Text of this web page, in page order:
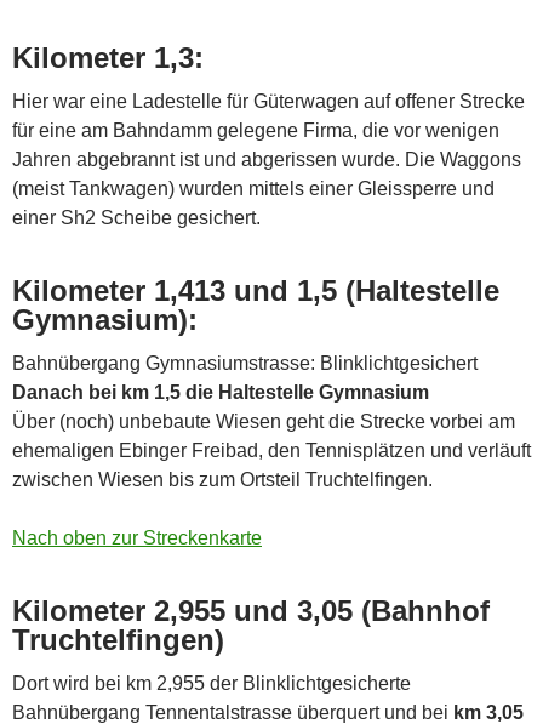
Kilometer 1,3:
Hier war eine Ladestelle für Güterwagen auf offener Strecke
für eine am Bahndamm gelegene Firma, die vor wenigen
Jahren abgebrannt ist und abgerissen wurde. Die Waggons
(meist Tankwagen) wurden mittels einer Gleissperre und
einer Sh2 Scheibe gesichert.
Kilometer 1,413 und 1,5 (Haltestelle
Gymnasium):
Bahnübergang Gymnasiumstrasse: Blinklichtgesichert
Danach bei km 1,5 die Haltestelle Gymnasium
Über (noch) unbebaute Wiesen geht die Strecke vorbei am
ehemaligen Ebinger Freibad, den Tennisplätzen und verläuft
zwischen Wiesen bis zum Ortsteil Truchtelfingen.
Nach oben zur Streckenkarte
Kilometer 2,955 und 3,05 (Bahnhof
Truchtelfingen)
Dort wird bei km 2,955 der Blinklichtgesicherte
Bahnübergang Tennentalstrasse überquert und bei km 3,05